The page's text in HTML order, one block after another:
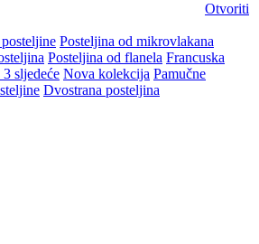
Otvoriti
Posteljina od mikrovlakana
Posteljina od flanela Francuska
3 sljedeće Nova kolekcija Pamučne
Dvostrana posteljina